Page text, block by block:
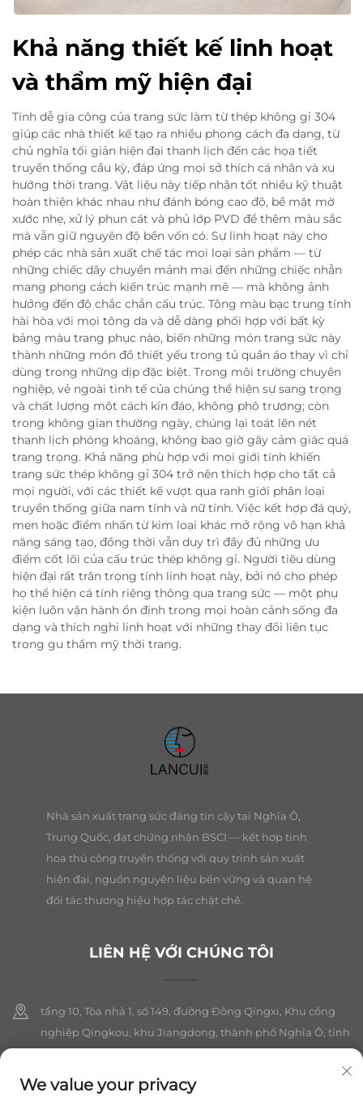
Khả năng thiết kế linh hoạt
và thẩm mỹ hiện đại
Tính dễ gia công của trang sức làm từ thép không gỉ 304
giúp các nhà thiết kế tạo ra nhiều phong cách đa dạng, từ
chủ nghĩa tối giản hiện đại thanh lịch đến các họa tiết
truyền thống cầu kỳ, đáp ứng mọi sở thích cá nhân và xu
hướng thời trang. Vật liệu này tiếp nhận tốt nhiều kỹ thuật
hoàn thiện khác nhau như đánh bóng cao độ, bề mặt mờ
xước nhẹ, xử lý phun cát và phủ lớp PVD để thêm màu sắc
mà vẫn giữ nguyên độ bền vốn có. Sự linh hoạt này cho
phép các nhà sản xuất chế tác mọi loại sản phẩm — từ
những chiếc dây chuyền mảnh mai đến những chiếc nhẫn
mang phong cách kiến trúc mạnh mẽ — mà không ảnh
hưởng đến độ chắc chắn cấu trúc. Tông màu bạc trung tính
hài hòa với mọi tông da và dễ dàng phối hợp với bất kỳ
bảng màu trang phục nào, biến những món trang sức này
thành những món đồ thiết yếu trong tủ quần áo thay vì chỉ
dùng trong những dịp đặc biệt. Trong môi trường chuyên
nghiệp, vẻ ngoài tinh tế của chúng thể hiện sự sang trọng
và chất lượng một cách kín đáo, không phô trương; còn
trong không gian thường ngày, chúng lại toát lên nét
thanh lịch phóng khoáng, không bao giờ gây cảm giác quá
trang trọng. Khả năng phù hợp với mọi giới tính khiến
trang sức thép không gỉ 304 trở nên thích hợp cho tất cả
mọi người, với các thiết kế vượt qua ranh giới phân loại
truyền thống giữa nam tính và nữ tính. Việc kết hợp đá quý,
men hoặc điểm nhấn từ kim loại khác mở rộng vô hạn khả
năng sáng tạo, đồng thời vẫn duy trì đầy đủ những ưu
điểm cốt lõi của cấu trúc thép không gỉ. Người tiêu dùng
hiện đại rất trân trọng tính linh hoạt này, bởi nó cho phép
họ thể hiện cá tính riêng thông qua trang sức — một phụ
kiện luôn vận hành ổn định trong mọi hoàn cảnh sống đa
dạng và thích nghi linh hoạt với những thay đổi liên tục
trong gu thẩm mỹ thời trang.
Nhà sản xuất trang sức đáng tin cậy tại Nghĩa Ô,
Trung Quốc, đạt chứng nhận BSCI — kết hợp tinh
hoa thủ công truyền thống với quy trình sản xuất
hiện đại, nguồn nguyên liệu bền vững và quan hệ
đối tác thương hiệu hợp tác chặt chẽ.
LIÊN HỆ VỚI CHÚNG TÔI
tầng 10, Tòa nhà 1, số 149, đường Đông Qingxi, Khu công
nghiệp Qingkou, khu Jiangdong, thành phố Nghĩa Ô, tỉnh
+86-19564394943
We value your privacy